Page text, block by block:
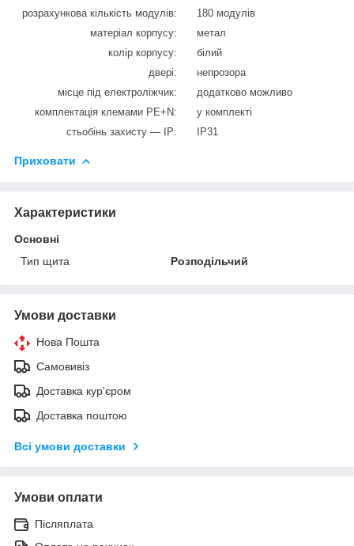
розрахункова кількість модулів:
180 модулів
матеріал корпусу:
метал
колір корпусу:
білий
двері:
непрозора
місце під електроліжчик:
додатково можливо
комплектація клемами PE+N:
у комплекті
стьобінь захисту — IP:
IP31
Приховати
Характеристики
Основні
Тип щита
Розподільчий
Умови доставки
Нова Пошта
Самовивіз
Доставка кур'єром
Доставка поштою
Всі умови доставки
Умови оплати
Післяплата